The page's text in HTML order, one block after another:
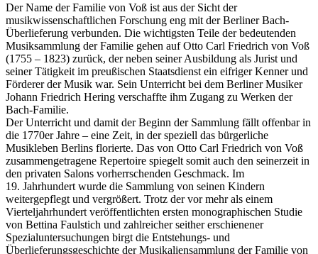
Der Name der Familie von Voß ist aus der Sicht der
musikwissenschaftlichen Forschung eng mit der Berliner Bach-
Überlieferung verbunden. Die wichtigsten Teile der bedeutenden
Musiksammlung der Familie gehen auf Otto Carl Friedrich von Voß
(1755 – 1823) zurück, der neben seiner Ausbildung als Jurist und
seiner Tätigkeit im preußischen Staatsdienst ein eifriger Kenner und
Förderer der Musik war. Sein Unterricht bei dem Berliner Musiker
Johann Friedrich Hering verschaffte ihm Zugang zu Werken der
Bach-Familie.
Der Unterricht und damit der Beginn der Sammlung fällt offenbar in
die 1770er Jahre – eine Zeit, in der speziell das bürgerliche
Musikleben Berlins florierte. Das von Otto Carl Friedrich von Voß
zusammengetragene Repertoire spiegelt somit auch den seinerzeit in
den privaten Salons vorherrschenden Geschmack. Im
19. Jahrhundert wurde die Sammlung von seinen Kindern
weitergepflegt und vergrößert. Trotz der vor mehr als einem
Vierteljahrhundert veröffentlichten ersten monographischen Studie
von Bettina Faulstich und zahlreicher seither erschienener
Spezialuntersuchungen birgt die Entstehungs- und
Überlieferungsgeschichte der Musikaliensammlung der Familie von